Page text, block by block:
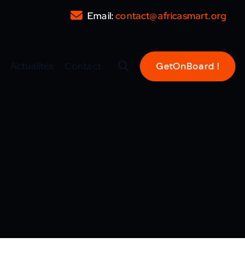
Email: contact@africasmart.org
Actualités Contact